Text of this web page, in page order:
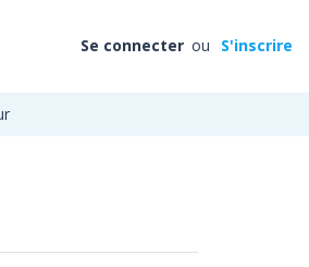
Se connecter ou S'inscrire